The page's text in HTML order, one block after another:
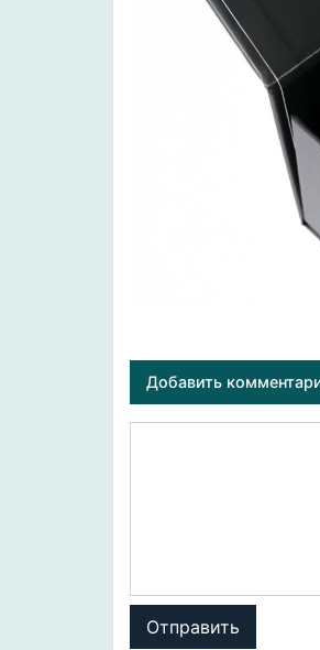
Добавить
Отправить